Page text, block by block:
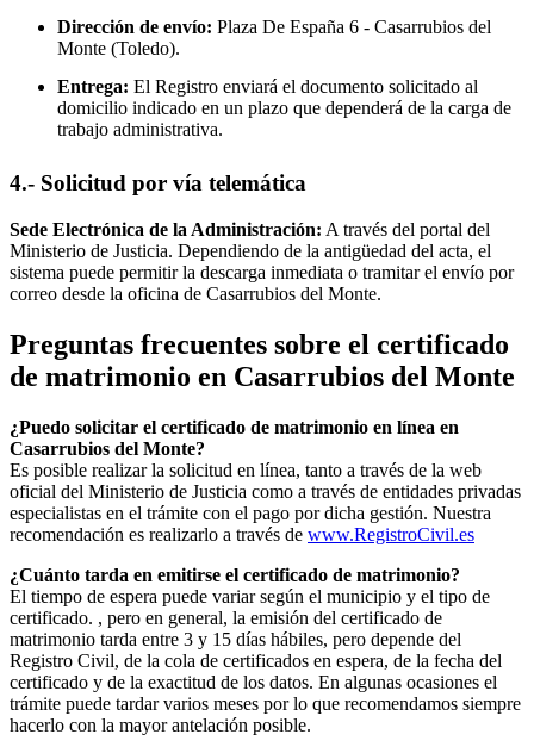
Dirección de envío: Plaza De España 6 - Casarrubios del
Monte (Toledo).
Entrega: El Registro enviará el documento solicitado al
domicilio indicado en un plazo que dependerá de la carga de
trabajo administrativa.
4.- Solicitud por vía telemática
Sede Electrónica de la Administración: A través del portal del
Ministerio de Justicia. Dependiendo de la antigüedad del acta, el
sistema puede permitir la descarga inmediata o tramitar el envío por
correo desde la oficina de Casarrubios del Monte.
Preguntas frecuentes sobre el certificado
de matrimonio en Casarrubios del Monte
¿Puedo solicitar el certificado de matrimonio en línea en
Casarrubios del Monte?
Es posible realizar la solicitud en línea, tanto a través de la web
oficial del Ministerio de Justicia como a través de entidades privadas
especialistas en el trámite con el pago por dicha gestión. Nuestra
recomendación es realizarlo a través de www.RegistroCivil.es
¿Cuánto tarda en emitirse el certificado de matrimonio?
El tiempo de espera puede variar según el municipio y el tipo de
certificado. , pero en general, la emisión del certificado de
matrimonio tarda entre 3 y 15 días hábiles, pero depende del
Registro Civil, de la cola de certificados en espera, de la fecha del
certificado y de la exactitud de los datos. En algunas ocasiones el
trámite puede tardar varios meses por lo que recomendamos siempre
hacerlo con la mayor antelación posible.